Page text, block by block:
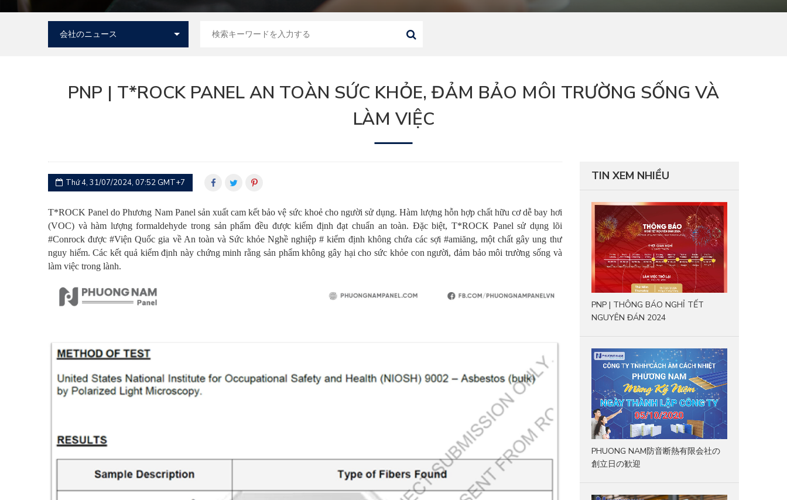
PNP | T*ROCK PANEL AN TOÀN SỨC KHỎE, ĐẢM BẢO MÔI TRƯỜNG SỐNG VÀ
LÀM VIỆC
Thứ 4, 31/07/2024, 07:52 GMT+7
T*ROCK Panel do Phương Nam Panel sản xuấtcam kếtbảo vệ sứckhoẻcho người sử dụng. Hàm lượng hỗn hợp chất hữu cơ dễ bay hơi
(VOC) và hàm lượng formaldehyde trong sản phẩm đều được kiểm định đạt chuẩn an toàn. Đặc biệt, T*ROCK Panel sử dụng lõi
#Conrock được#Viện Quốc gia về An toàn và Sức khỏe Nghề nghiệp# kiểm định không chứa các sợi#amiăng, một chất gây ung thư
nguy hiểm. Các kết quả kiểm định này chứng minh rằng sản phẩm không gây hại cho sức khỏe con người, đảm bảo môi trường sống và
làm việc trong lành.
TIN XEM NHIỀU
PNP | THÔNG BÁO NGHỈ TẾT
NGUYÊN ĐÁN 2024
PHUONG NAM防音断熱有限会社の
創立日の歓迎